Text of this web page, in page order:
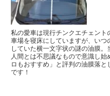
私の愛車は現行チンクエチェン
車場を寝床にしていますが、い
していた横一文字状の謎の油膜。
人間とは不思議なもので意識し
ロもおすすめ」と評判の油膜落
です！